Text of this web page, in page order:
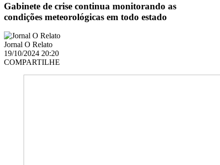
Gabinete de crise continua monitorando as
condições meteorológicas em todo estado
Jornal O Relato
19/10/2024 20:20
COMPARTILHE